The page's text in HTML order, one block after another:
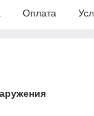
Оплата